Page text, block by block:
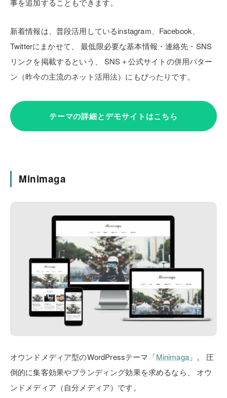
事を追加することもできます。
新着情報は、普段活用しているinstagram、Facebook、
Twitterにまかせて、
最低限必要な基本情報・連絡先・SNS
リンクを掲載するという、
SNS＋公式サイトの併用パター
ン（昨今の主流のネット活用法）にもぴったりです。
テーマの詳細とデモサイトはこちら
Minimaga
オウンドメディア型のWordPressテーマ「Minimaga」。
圧
倒的に集客効果やブランディング効果を求めるなら、
オウ
ンドメディア（自分メディア）です。